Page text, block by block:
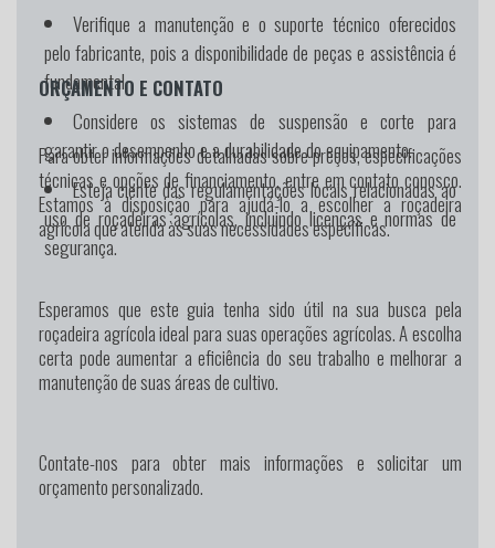
Verifique a manutenção e o suporte técnico oferecidos
pelo fabricante, pois a disponibilidade de peças e assistência é
fundamental.
Considere os sistemas de suspensão e corte para
garantir o desempenho e a durabilidade do equipamento.
Esteja ciente das regulamentações locais relacionadas ao
uso de roçadeiras agrícolas, incluindo licenças e normas de
segurança.
ORÇAMENTO E CONTATO
Para obter informações detalhadas sobre preços, especificações
técnicas e opções de financiamento, entre em contato conosco.
Estamos à disposição para ajudá-lo a escolher a roçadeira
agrícola que atenda às suas necessidades específicas.
Esperamos que este guia tenha sido útil na sua busca pela
roçadeira agrícola ideal para suas operações agrícolas. A escolha
certa pode aumentar a eficiência do seu trabalho e melhorar a
manutenção de suas áreas de cultivo.
Contate-nos para obter mais informações e solicitar um
orçamento personalizado.